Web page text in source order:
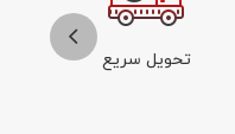
تحویل سریع